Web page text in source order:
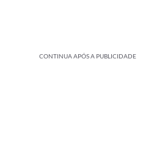
CONTINUA APÓS A PUBLICIDADE